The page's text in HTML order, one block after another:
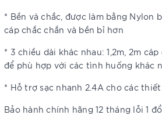
* Bền và chắc, được làm bằng Nylon
cáp chắc chắn và bền bỉ hơn
* 3 chiều dài khác nhau: 1,2m, 2m
để phù hợp với các tình huống khác
* Hỗ trợ sạc nhanh 2.4A cho các
Bảo hành chính hãng 12 tháng lỗi 1